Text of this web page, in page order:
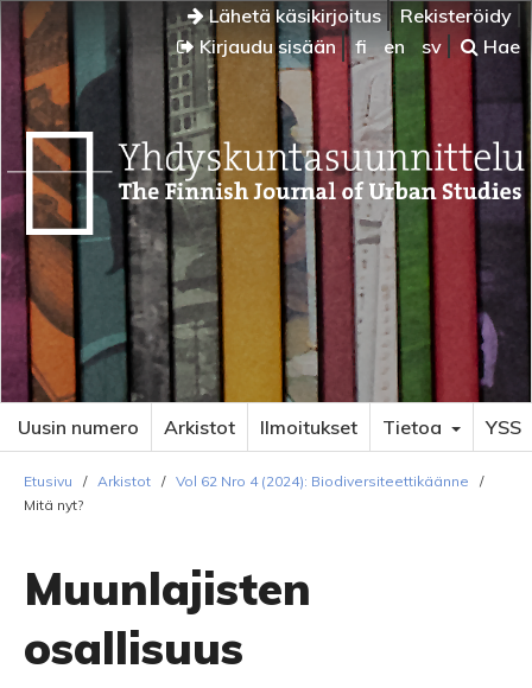
Lähetä käsikirjoitus
Rekisteröidy
Kirjaudu sisään
fi en sv Hae
Uusin numero Arkistot Ilmoitukset Tietoa YSS
Etusivu / Arkistot / Vol 62 Nro 4 (2024): Biodiversiteettikäänne
/
Mitä nyt?
Muunlajisten
osallisuus